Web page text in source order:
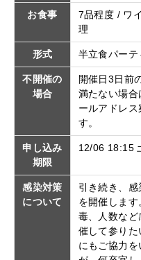
お食事
7品程度 / ワ
理
形式 半立食パーテ
不開催の
場合
開催日3日前
満たない場合
ールアドレ
す。
申し込み
期限
12/06 18:15
感染対策
について
引き続き、
を開催しま
毒、人数など
催して参り
にもご協力